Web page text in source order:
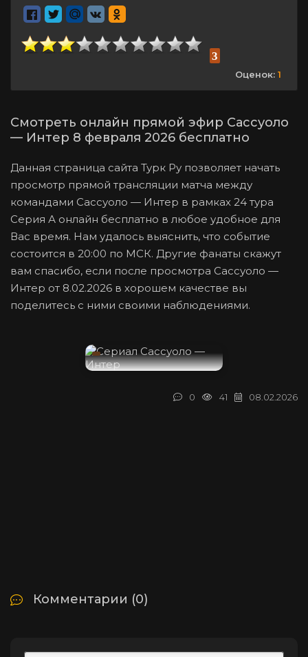
Данная страница сайта Турк Ру позволяет начать
просмотр прямой трансляции матча между
командами Сассуоло — Интер в рамках 24 тура
Серия А онлайн бесплатно в любое удобное для
Вас время. Нам удалось выяснить, что событие
состоится в 20:00 по МСК. Другие фанаты скажут
вам спасибо, если после просмотра Сассуоло —
Интер от 8.02.2026 в хорошем качестве вы
поделитесь с ними своими наблюдениями.
Смотреть онлайн прямой эфир Сассуоло
— Интер 8 февраля 2026 бесплатно
3
Оценок: 1
08.02.2026
41
0
Комментарии (0)